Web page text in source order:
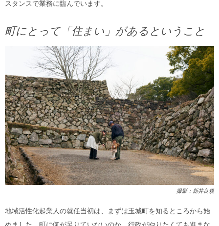
スタンスで業務に臨んでいます。
町にとって「住まい」があるということ
撮影：新井良規
地域活性化起業人の就任当初は、まずは玉城町を知るところから始